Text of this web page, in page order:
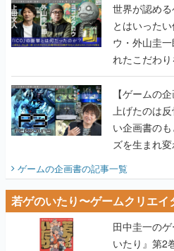
世界が認め
とはいった
ウ・外山圭
れたこだわ
画書】
【ゲームの
上げたのは
い企画書の
ズを生まれ
ゲームの企画書の記事一覧
若ゲのいたり〜ゲームクリエイ
田中圭一の
いたり』第2